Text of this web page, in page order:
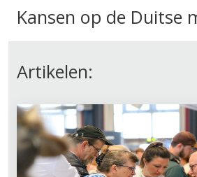
Kansen op de Duitse
Artikelen: